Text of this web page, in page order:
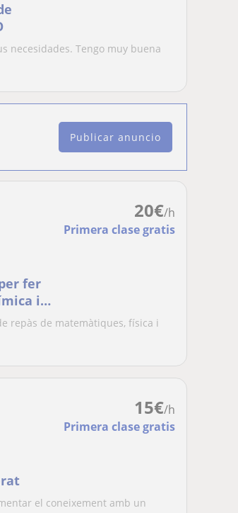
necesidades. Tengo muy buena
Publicar anuncio
20€/h
Primera clase gratis
fer
i
repàs de matemàtiques, física i
15€/h
Primera clase gratis
el coneixement amb un